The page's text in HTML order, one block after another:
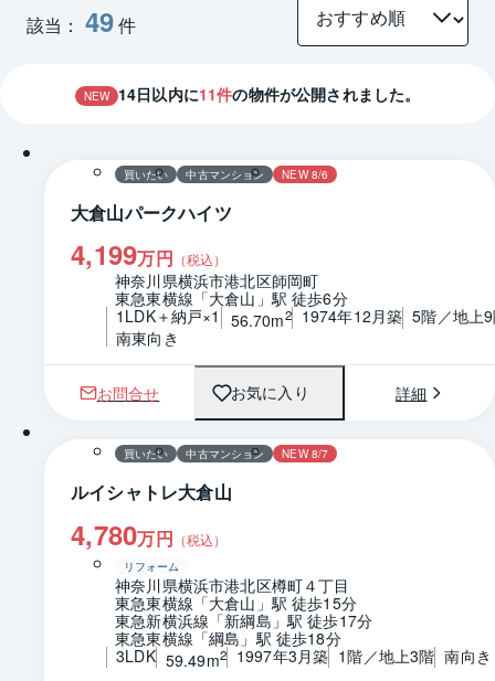
該当： 49件
NEW 14日以内に11件の物件が公開されました。
買いたい 中古マンション NEW 8/6
大倉山パークハイツ
4,199万円 （税込）
神奈川県横浜市港北区師岡町
東急東横線「大倉山」駅 徒歩6分
1LDK＋納戸×1
56.70m2 1974年12月築 5階／地上
南東向き
お問合せ お気に入り 詳細
1 / 0 間取り
買いたい 中古マンション NEW 8/7
ルイシャトレ大倉山
4,780万円 （税込）
リフォーム
神奈川県横浜市港北区樽町４丁目
東急東横線「大倉山」駅 徒歩15分
東急新横浜線「新綱島」駅 徒歩17分
東急東横線「綱島」駅 徒歩18分
3LDK 59.49m2 1997年3月築 1階／地上3階 南向き